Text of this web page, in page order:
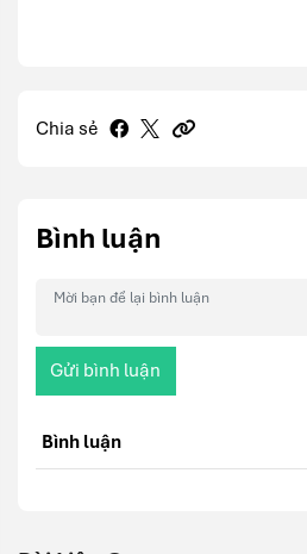
Chia sẻ
Bình luận
Gửi bình luận
Bình luận